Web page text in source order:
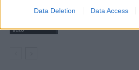
Data Deletion Data Access
autó
Tesla: visszatért a
Supercharger-